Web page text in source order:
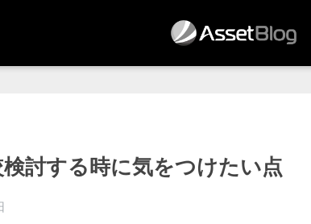
討する時に気をつけたい点